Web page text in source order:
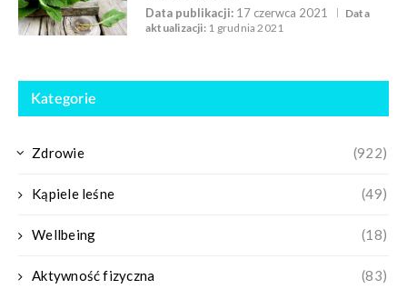
Data publikacji: 17 czerwca 2021
Data
aktualizacji: 1 grudnia 2021
Kategorie
Zdrowie (922)
Kąpiele leśne (49)
Wellbeing (18)
Aktywność fizyczna (83)